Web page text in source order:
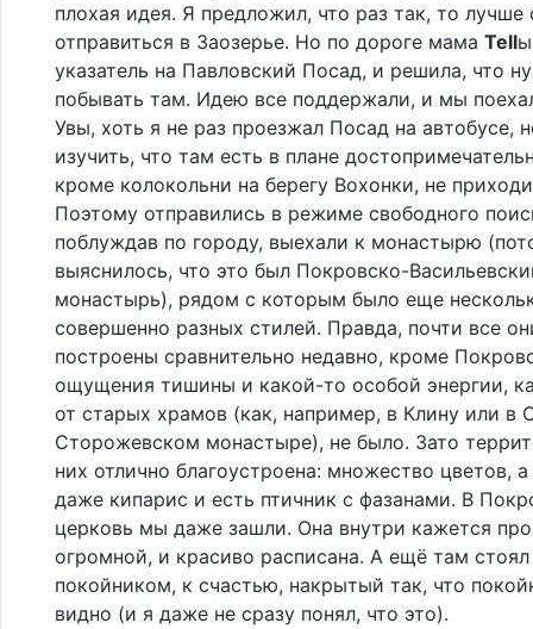
плохая идея. Я предложил, что раз так, то лучше
отправиться в Заозерье. Но по дороге мама Tell
указатель на Павловский Посад, и решила, что
побывать там. Идею все поддержали, и мы
Увы, хоть я не раз проезжал Посад на автобусе,
изучить, что там есть в плане
кроме колокольни на берегу Вохонки, не
Поэтому отправились в режиме свободного
поблуждав по городу, выехали к монастырю
выяснилось, что это был Покровско-
монастырь), рядом с которым было еще
совершенно разных стилей. Правда, почти все
построены сравнительно недавно, кроме
ощущения тишины и какой-то особой энергии,
от старых храмов (как, например, в Клину или в
Сторожевском монастыре), не было. Зато
них отлично благоустроена: множество цветов,
даже кипарис и есть птичник с фазанами. В
церковь мы даже зашли. Она внутри кажется
огромной, и красиво расписана. А ещё там стоял
покойником, к счастью, накрытый так, что
видно (и я даже не сразу понял, что это).